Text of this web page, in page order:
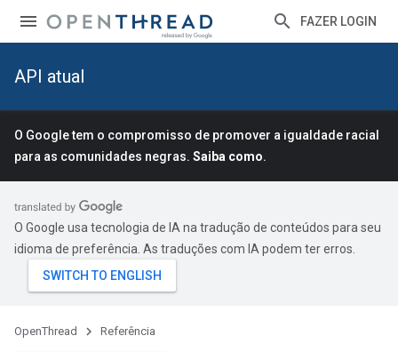
FAZER LOGIN
API atual
O Google tem o compromisso de promover a igualdade racial
para as comunidades negras. Saiba como.
O Google usa tecnologia de IA na tradução de conteúdos para seu
idioma de preferência. As traduções com IA podem ter erros.
OpenThread Referência